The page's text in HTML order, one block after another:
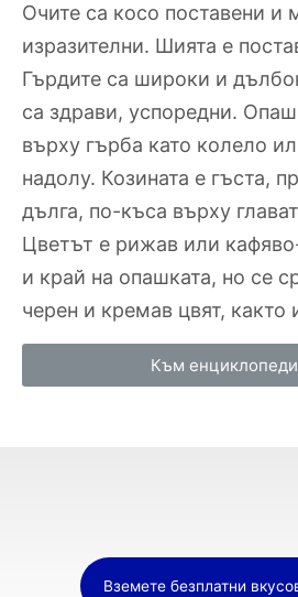
Очите са косо поставени и
изразителни. Шията е
Гърдите са широки и
са здрави, успоредни.
върху гърба като колело
надолу. Козината е гъста,
дълга, по-къса върху
Цветът е рижав или
и край на опашката, но се
черен и кремав цвят, както
Към
Вземете безплатни